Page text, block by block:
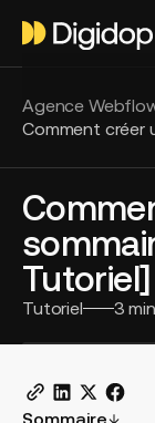
Agence
Comment créer
Tutoriel]
Tutoriel 3 min
Sommaire